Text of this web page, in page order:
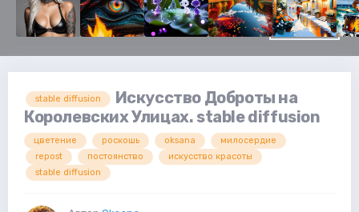
stable diffusion
Искусство Доброты на
Королевских Улицах. stable diffusion
цветение роскошь oksana
милосердие
repost
постоянство
искусство красоты
stable diffusion